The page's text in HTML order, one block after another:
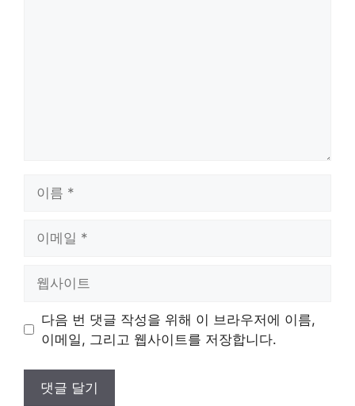
트
다음 번 댓글 작성을 위해 이 브라우저에 이름,
이메일, 그리고 웹사이트를 저장합니다.